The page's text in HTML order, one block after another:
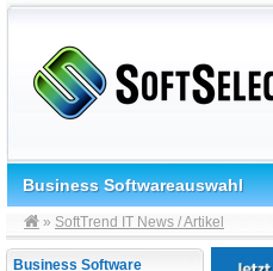
Business Softwareauswahl
» SoftTrend IT News / Artikel
Business Software